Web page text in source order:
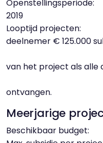
2019
Looptijd projecten:
deelnemer € 125.000
- Uiterlijk 1
van het project als alle
€
ontvangen.
Meerjarige
Beschikbaar